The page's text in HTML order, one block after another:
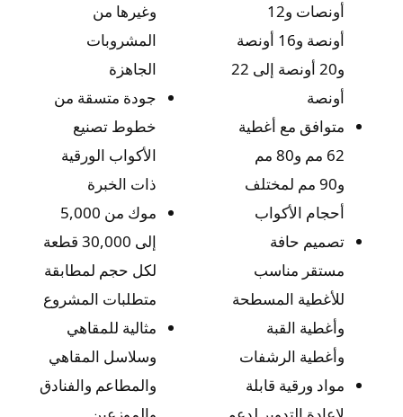
أونصات و12
أونصة و16 أونصة
و20 أونصة إلى 22
أونصة
متوافق مع أغطية
62 مم و80 مم
و90 مم لمختلف
أحجام الأكواب
تصميم حافة
مستقر مناسب
للأغطية المسطحة
وأغطية القبة
وأغطية الرشفات
مواد ورقية قابلة
وغيرها من
المشروبات
الجاهزة
جودة متسقة من
خطوط تصنيع
الأكواب الورقية
ذات الخبرة
موك من 5,000
إلى 30,000 قطعة
لكل حجم لمطابقة
متطلبات المشروع
مثالية للمقاهي
وسلاسل المقاهي
والمطاعم والفنادق